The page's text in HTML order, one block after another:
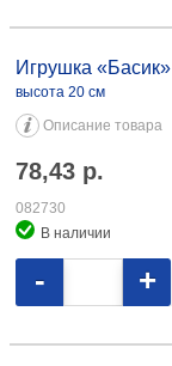
082730
Игрушка
высота 20 см
Описание товара
78,43 р.
082730
В наличии
- +